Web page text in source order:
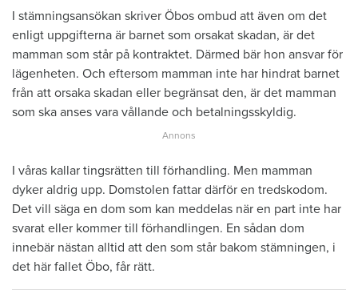
I stämningsansökan skriver Öbos ombud att även om det
enligt uppgifterna är barnet som orsakat skadan, är det
mamman som står på kontraktet. Därmed bär hon ansvar för
lägenheten. Och eftersom mamman inte har hindrat barnet
från att orsaka skadan eller begränsat den, är det mamman
som ska anses vara vållande och betalningsskyldig.
I våras kallar tingsrätten till förhandling. Men mamman
dyker aldrig upp. Domstolen fattar därför en tredskodom.
Det vill säga en dom som kan meddelas när en part inte har
svarat eller kommer till förhandlingen. En sådan dom
innebär nästan alltid att den som står bakom stämningen, i
det här fallet Öbo, får rätt.